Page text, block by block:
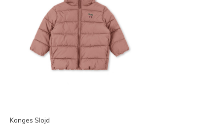
Konges Slojd